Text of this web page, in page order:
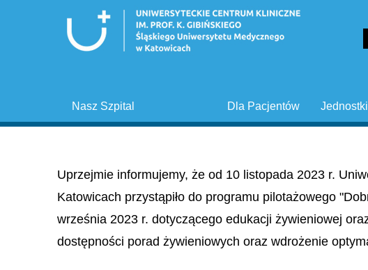
Dla Pacjentów
Nasz Szpital
Uprzejmie informujemy, że od 10 listopada 2023 r.
Katowicach przystąpiło do programu pilotażowego
września 2023 r. dotyczącego edukacji żywieniowej
dostępności porad żywieniowych oraz wdrożenie